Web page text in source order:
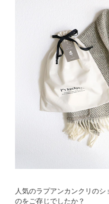
人気のラプアンカンクリの
のをご存じでしたか？